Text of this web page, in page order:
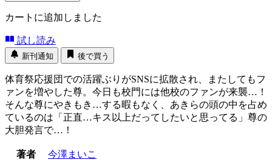
カートに追加しました
試し読み
新刊通知 後で買う
体育祭応援団での活躍ぶりがSNSに拡散され、またしてもフ
ァンを増やした尊。今日も校門には他校のファンが来襲…！
そんな尊にやきもき…する暇もなく、あきらの頭の中を占め
ているのは「正直…キス以上だってしたいと思ってる」尊の
大胆発言で…！
著者
今澤まいこ